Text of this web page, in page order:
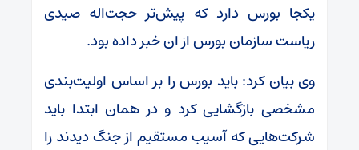
یکجا بورس دارد که پیش‌تر حجت‌اله صیدی
ریاست سازمان بورس از ان خبر داده بود.
وی بیان کرد: باید بورس را بر اساس اولیت‌بندی
مشخصی بازگشایی کرد و در همان ابتدا باید
شرکت‌هایی که آسیب مستقیم از جنگ دیدند را